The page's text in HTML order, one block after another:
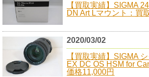
【買取実績】SIGMA
DN Art Lマウント：買
2020/03/02
【買取実績】SIGMA
EX DC OS HSM for
価格11,000円